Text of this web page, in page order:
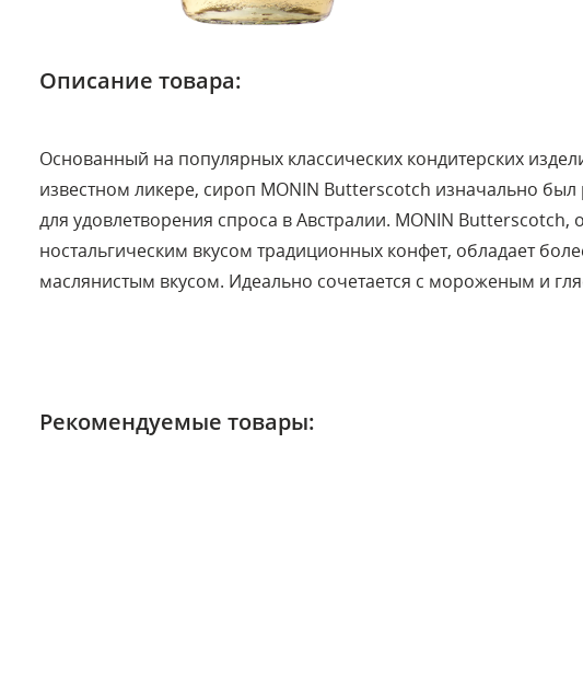
Описание товара:
Основанный на популярных классических кондитерских
известном ликере, сироп MONIN Butterscotch изначально был
для удовлетворения спроса в Австралии. MONIN
ностальгическим вкусом традиционных конфет, обладает
маслянистым вкусом. Идеально сочетается с мороженым и
Рекомендуемые товары: